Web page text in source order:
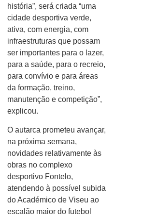
história”, será criada “uma
cidade desportiva verde,
ativa, com energia, com
infraestruturas que possam
ser importantes para o lazer,
para a saúde, para o recreio,
para convívio e para áreas
da formação, treino,
manutenção e competição”,
explicou.
O autarca prometeu avançar,
na próxima semana,
novidades relativamente às
obras no complexo
desportivo Fontelo,
atendendo à possível subida
do Académico de Viseu ao
escalão maior do futebol